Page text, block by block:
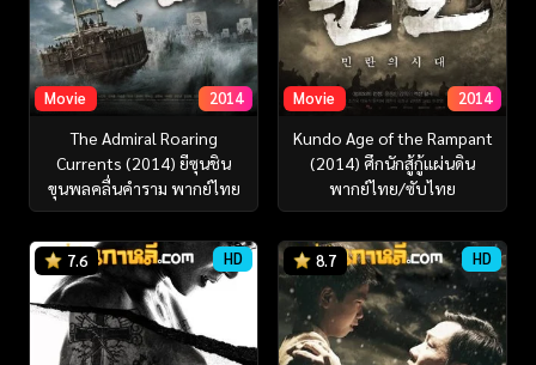
Movie 2014
The Admiral Roaring
Currents (2014) ยีซุนชิน
ขุนพลคลื่นคำราม พากย์ไทย
Movie 2014
Kundo Age of the Rampant
(2014) ศึกนักสู้กู้แผ่นดิน
พากย์ไทย/ซับไทย
7.6 HD 8.7 HD